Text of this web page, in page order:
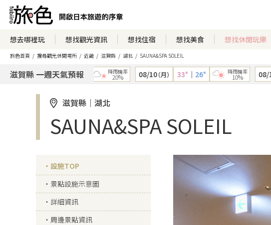
想去哪裡玩 想找觀光資訊 想找住宿 想找美食 想找休閒玩樂
旅色首頁 搜尋觀光休閒場所 近畿 滋賀縣 湖北 SAUNA&SPA SOLEIL
滋賀縣 一週天氣預報
08/09（日） 34°｜26° 降雨機率
20% 08/10 （月） 33° 26° 降雨機率
10% 08/11 （火）
滋賀縣｜湖北
SAUNA&SPA SOLEIL
設施TOP
景點設施示意圖
詳細資訊
周邊景點資訊